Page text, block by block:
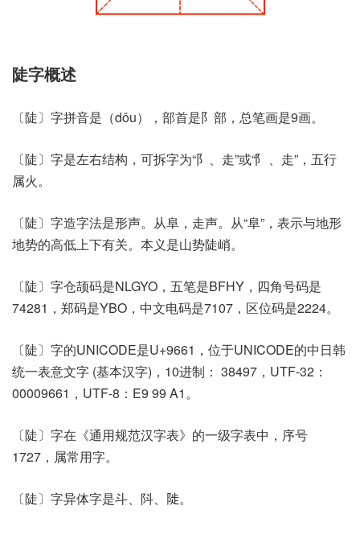
陡字概述
〔陡〕字拼音是（dǒu），部首是阝部，总笔画是9画。
〔陡〕字是左右结构，可拆字为“阝、走”或“⻖、走”，五行
属火。
〔陡〕字造字法是形声。从阜，走声。从“阜”，表示与地形
地势的高低上下有关。本义是山势陡峭。
〔陡〕字仓颉码是NLGYO，五笔是BFHY，四角号码是
74281，郑码是YBO，中文电码是7107，区位码是2224。
〔陡〕字的UNICODE是U+9661，位于UNICODE的中日韩
统一表意文字 (基本汉字)，10进制： 38497，UTF-32：
00009661，UTF-8：E9 99 A1。
〔陡〕字在《通用规范汉字表》的一级字表中，序号
1727，属常用字。
〔陡〕字异体字是斗、阧、𨺗。